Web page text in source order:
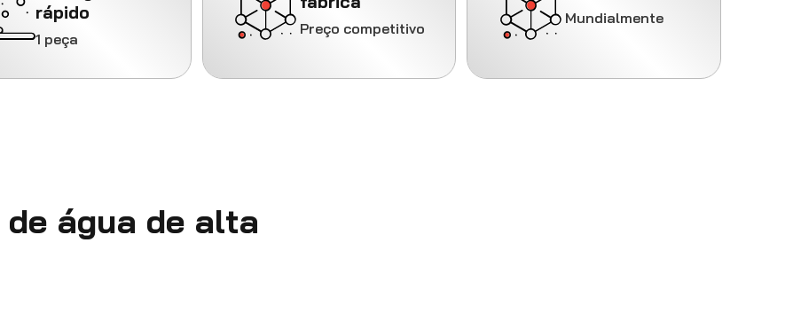
rápido
1 peça
Preço competitivo
Mundialmente
água de alta